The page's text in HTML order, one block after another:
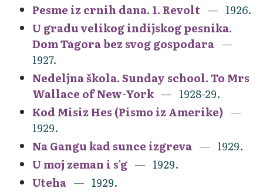
Pesme iz crnih dana. 1. Revolt
1926.
U gradu velikog indijskog pesnika.
Dom Tagora bez svog gospodara
1927.
Nedeljna škola. Sunday school. To Mrs
Wallace of New-York
1928-29.
Kod Misiz Hes (Pismo iz Amerike)
1929.
Na Gangu kad sunce izgreva
1929.
U moj zeman i s'g
1929.
Uteha
1929.